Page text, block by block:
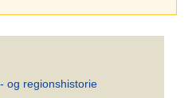
og regionshistorie